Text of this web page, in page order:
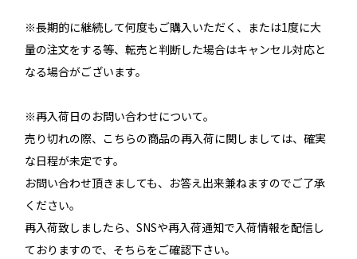
※長期的に継続して何度もご購入いただく、または1度に大
量の注文をする等、転売と判断した場合はキャンセル対応と
なる場合がございます。
※再入荷日のお問い合わせについて。
売り切れの際、こちらの商品の再入荷に関しましては、確実
な日程が未定です。
お問い合わせ頂きましても、お答え出来兼ねますのでご了承
ください。
再入荷致しましたら、SNSや再入荷通知で入荷情報を配信し
ておりますので、そちらをご確認下さい。